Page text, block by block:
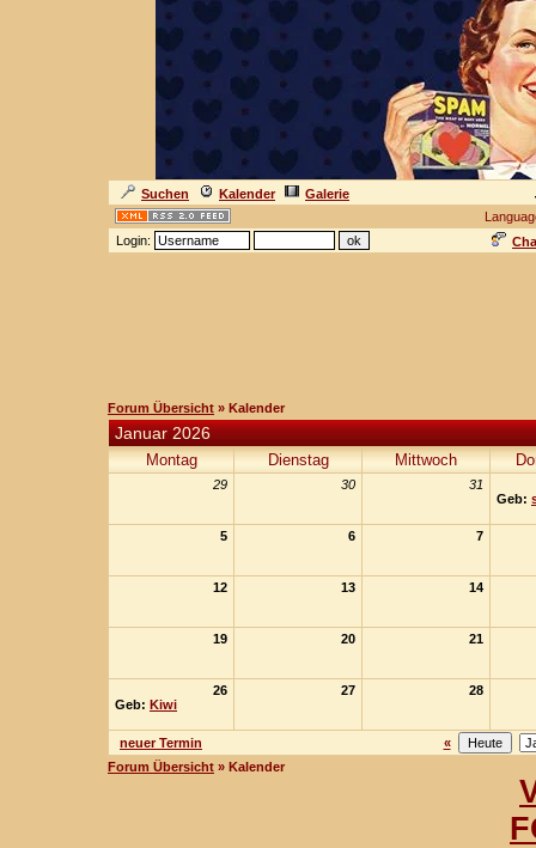
Suchen Kalender
Galerie
Login:
Forum Übersicht » Kalender
Januar 2026
Montag Dienstag Mittwoch
29 30
31
Geb:
5 6 7
12 13 14
19 20 21
26
Geb: Kiwi
27 28
neuer Termin
«
Forum Übersicht » Kalender